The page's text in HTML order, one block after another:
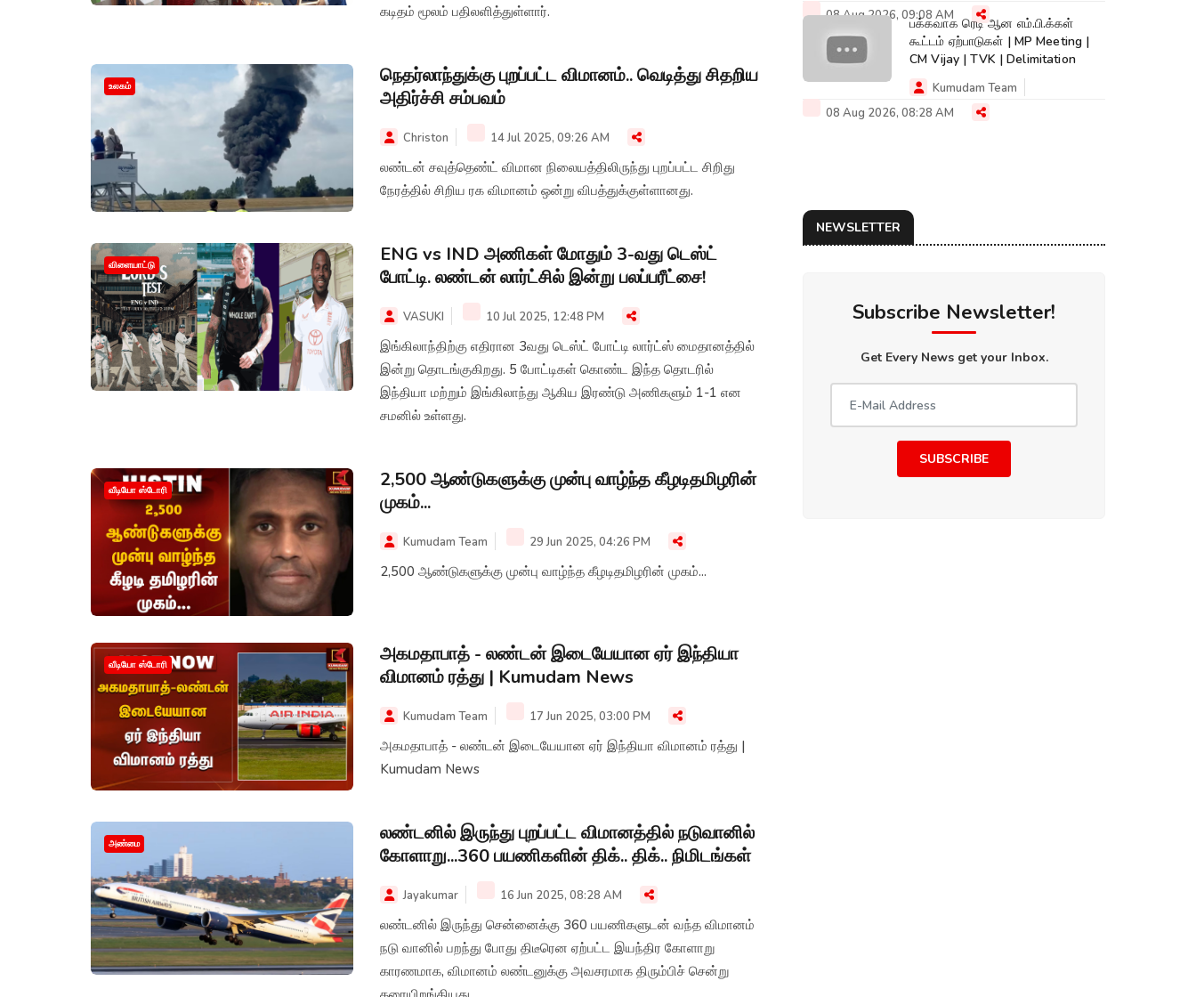
கடிதம் மூலம் பதிலளித்துள்ளார்.
உலகம்
நெதர்லாந்துக்கு புறப்பட்ட விமானம்.. வெடித்து சிதறிய
அதிர்ச்சி சம்பவம்
Christon 14 Jul 2025, 09:26 AM
லண்டன் சவுத்தெண்ட் விமான நிலையத்திலிருந்து புறப்பட்ட சிறிது
நேரத்தில் சிறிய ரக விமானம் ஒன்று விபத்துக்குள்ளானது.
விளையாட்டு
ENG vs IND அணிகள் மோதும் 3-வது டெஸ்ட்
போட்டி. லண்டன் லார்ட்சில் இன்று பலப்பரீட்சை!
VASUKI 10 Jul 2025, 12:48 PM
இங்கிலாந்திற்கு எதிரான 3வது டெஸ்ட் போட்டி லார்ட்ஸ் மைதானத்தில்
இன்று தொடங்குகிறது. 5 போட்டிகள் கொண்ட இந்த தொடரில்
இந்தியா மற்றும் இங்கிலாந்து ஆகிய இரண்டு அணிகளும் 1-1 என
சமனில் உள்ளது.
வீடியோ ஸ்டோரி
2,500 ஆண்டுகளுக்கு முன்பு வாழ்ந்த கீழடிதமிழரின்
முகம்...
Kumudam Team 29 Jun 2025, 04:26 PM
2,500 ஆண்டுகளுக்கு முன்பு வாழ்ந்த கீழடிதமிழரின் முகம்...
வீடியோ ஸ்டோரி
அகமதாபாத் - லண்டன் இடையேயான ஏர் இந்தியா
விமானம் ரத்து | Kumudam News
Kumudam Team 17 Jun 2025, 03:00 PM
அகமதாபாத் - லண்டன் இடையேயான ஏர் இந்தியா விமானம் ரத்து |
Kumudam News
அண்மை
லண்டனில் இருந்து புறப்பட்ட விமானத்தில் நடுவானில்
கோளாறு...360 பயணிகளின் திக்.. திக்.. நிமிடங்கள்
Jayakumar 16 Jun 2025, 08:28 AM
லண்டனில் இருந்து சென்னைக்கு 360 பயணிகளுடன் வந்த விமானம்
நடு வானில் பறந்து போது திடீரென ஏற்பட்ட இயந்திர கோளாறு
காரணமாக, விமானம் லண்டனுக்கு அவசரமாக திரும்பிச் சென்று
08 Aug 2026, 09:08 AMபக்கவாக ரெடி ஆன எம்.பி.க்கள்
கூட்டம் ஏற்பாடுகள் | MP Meeting |
CM Vijay | TVK | Delimitation
Kumudam Team
08 Aug 2026, 08:28 AM
NEWSLETTER
Subscribe Newsletter!
Get Every News get your Inbox.
SUBSCRIBE